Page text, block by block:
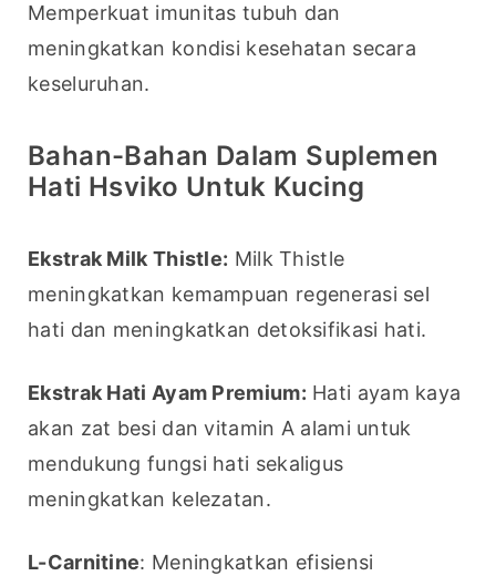
Memperkuat imunitas tubuh dan
meningkatkan kondisi kesehatan secara
keseluruhan.
Bahan-Bahan Dalam Suplemen
Hati Hsviko Untuk Kucing
Ekstrak Milk Thistle: Milk Thistle
meningkatkan kemampuan regenerasi sel
hati dan meningkatkan detoksifikasi hati.
Ekstrak Hati Ayam Premium: Hati ayam kaya
akan zat besi dan vitamin A alami untuk
mendukung fungsi hati sekaligus
meningkatkan kelezatan.
L-Carnitine: Meningkatkan efisiensi